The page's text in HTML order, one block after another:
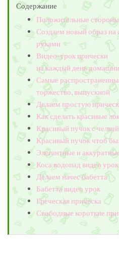
Содержание
Положительные
Создаем новый образ на
руками
Видео-урок прически
на каждый день
Самые
торжество, выпускной
Делаем простую
Как сделать красивые
Красивый пучок с
Красивый пучок чтоб
Элегантные и
Коса водопад видео урок
Делаем начес бабетта
Бабетта видео урок
Греческая прическа
Свободные короткие